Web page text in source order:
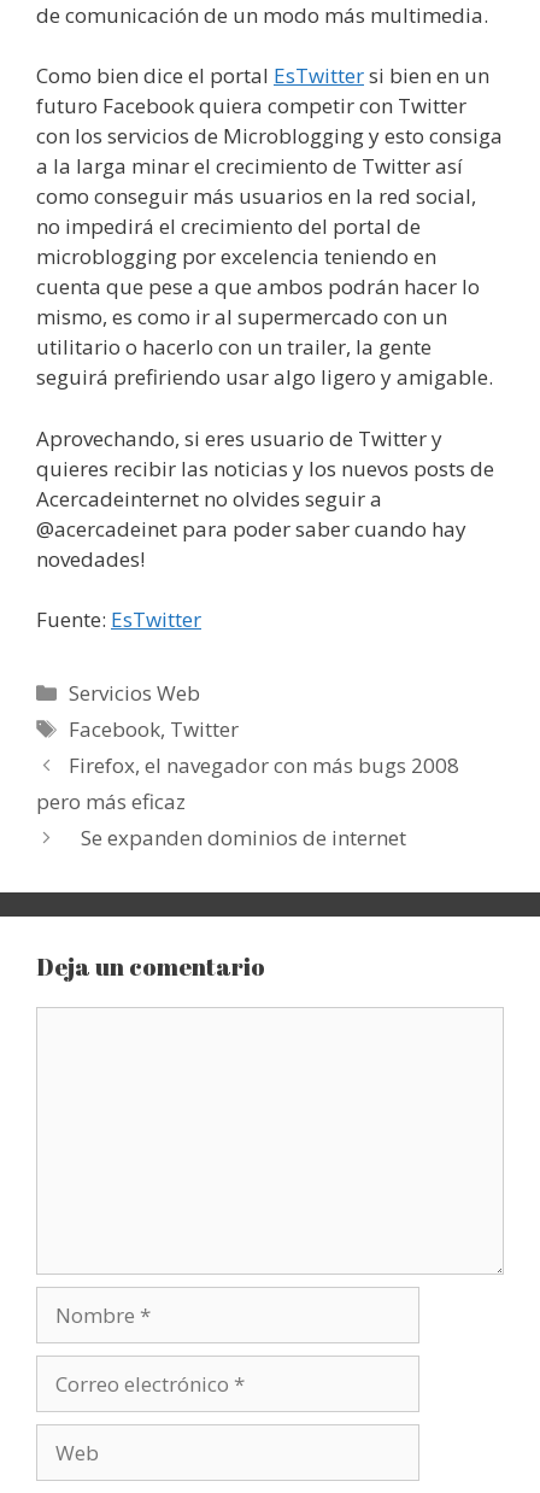
de comunicación de un modo más multimedia.
Como bien dice el portal EsTwittersi bien en un
futuro Facebook quiera competir con Twitter
con los servicios de Microblogging y esto consiga
a la larga minar el crecimiento de Twitter así
como conseguir más usuarios en la red social,
no impedirá el crecimiento del portal de
microblogging por excelencia teniendo en
cuenta que pese a que ambos podrán hacer lo
mismo, es como ir al supermercado con un
utilitario o hacerlo con un trailer, la gente
seguirá prefiriendo usar algo ligero y amigable.
Aprovechando, si eres usuario de Twitter y
quieres recibir las noticias y los nuevos posts de
Acercadeinternet no olvides seguir a
@acercadeinet para poder saber cuando hay
novedades!
Fuente: EsTwitter
Categorías
Servicios Web
Etiquetas
Facebook, Twitter
Firefox, el navegador con más bugs 2008
pero más eficaz
Se expanden dominios de internet
Deja un comentario
electrónico